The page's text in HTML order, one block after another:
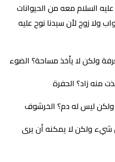
السلام معه من الحيوانات
ولا زوج لأن سيدنا نوح عليه
ولكن لا يأخذ مساحة؟ الضوء
منه زاد؟ الحفرة
ليس له دم؟ الخرشوف
ولكن لا يمكنه أن يرى